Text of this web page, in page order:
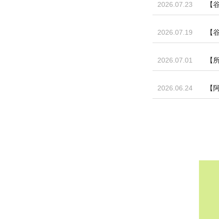
2026.07.23 【
2026.07.19 【
2026.07.01 【
2026.06.24 【